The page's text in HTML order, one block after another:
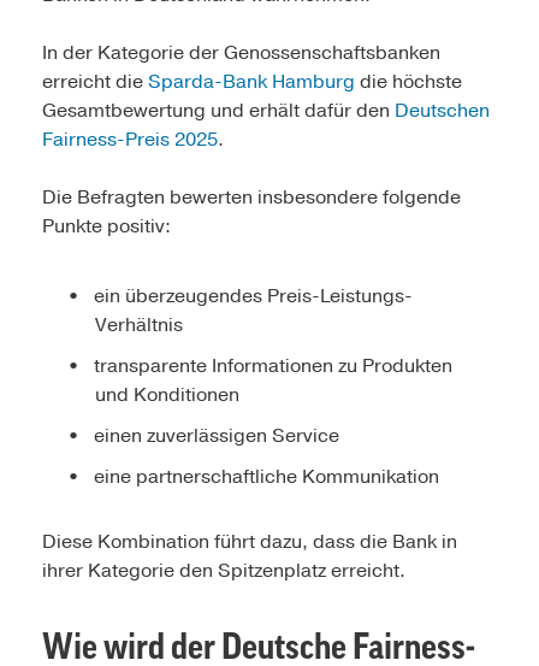
In der Kategorie der Genossenschaftsbanken
erreicht dieSparda-Bank Hamburg die höchste
Gesamtbewertung und erhält dafür den Deutschen
Fairness-Preis 2025.
Die Befragten bewerten insbesondere folgende
Punkte positiv:
ein überzeugendes Preis-Leistungs-
Verhältnis
transparente Informationen zu Produkten
und Konditionen
einen zuverlässigen Service
eine partnerschaftliche Kommunikation
Diese Kombination führt dazu, dass die Bank in
ihrer Kategorie den Spitzenplatz erreicht.
Wie wird der Deutsche Fairness-